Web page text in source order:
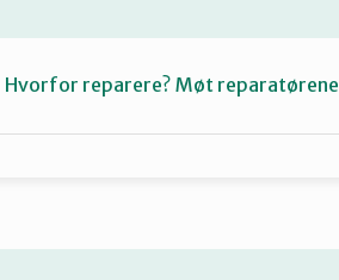
Hvorfor reparere? Møt reparatørene